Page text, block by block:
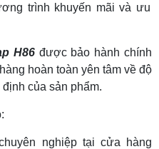
trình khuyến mãi và ưu
H86được bảo hành chính
hoàn toàn yên tâm về độ
của sản phẩm.
nghiệp tại cửa hàng